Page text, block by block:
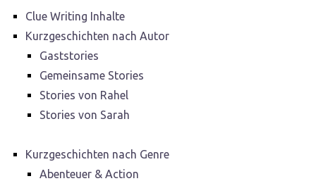
Clue Writing Inhalte
Kurzgeschichten nach Autor
Gaststories
Gemeinsame Stories
Stories von Rahel
Stories von Sarah
Kurzgeschichten nach Genre
Abenteuer & Action